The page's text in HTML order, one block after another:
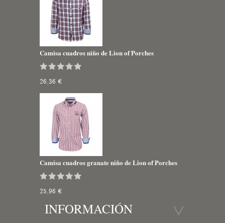
Camisa cuadros niño de Lion of Porches
26,36 €
Camisa cuadros granate niño de Lion of Porches
25,96 €
INFORMACIÓN